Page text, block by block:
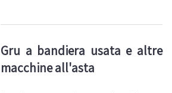
Gru a bandiera usata e altre
macchine all'asta